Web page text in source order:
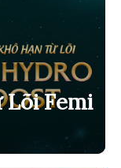
Femi